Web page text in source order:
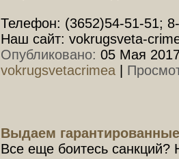
Телефон: (3652)54-51-51;
Наш сайт: vokrugsveta-
Опубликовано: 05 Мая
vokrugsvetacrimea|
Выдаем
Все еще боитесь санкций?